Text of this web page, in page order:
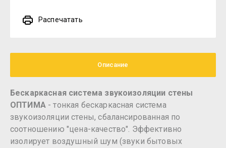
Распечатать
Описание
Бескаркасная система звукоизоляции стены
ОПТИМА- тонкая бескаркасная система
звукоизоляции стены, сбалансированная по
соотношению "цена-качество". Эффективно
изолирует воздушный шум (звуки бытовых